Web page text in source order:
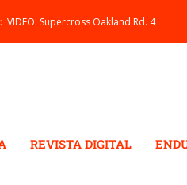
VIDEO: Supercross Oakland Rd. 4
REVISTA DIGITAL